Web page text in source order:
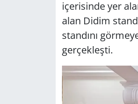
içerisinde yer
alan Didim
standını
gerçekleşti.